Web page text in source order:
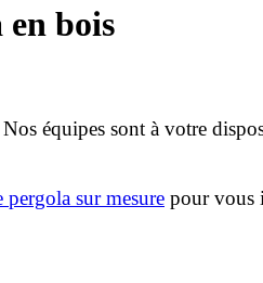
bois
Nos équipes sont à votre
pergola sur mesure pour vous